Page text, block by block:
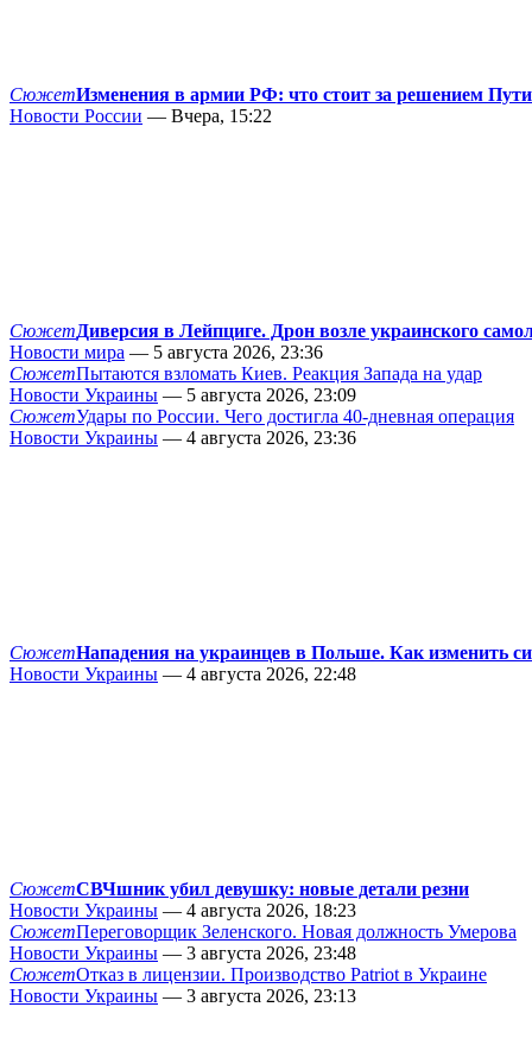
СюжетИзменения в армии РФ: что стоит за решением
Новости России — Вчера, 15:22
СюжетДиверсия в Лейпциге. Дрон возле украинского
Новости мира — 5 августа 2026, 23:36
СюжетПытаются взломать Киев. Реакция Запада на удар
Новости Украины — 5 августа 2026, 23:09
СюжетУдары по России. Чего достигла 40-дневная операция
Новости Украины — 4 августа 2026, 23:36
СюжетНападения на украинцев в Польше. Как изменить
Новости Украины — 4 августа 2026, 22:48
СюжетСВЧшник убил девушку: новые детали резни
Новости Украины — 4 августа 2026, 18:23
СюжетПереговорщик Зеленского. Новая должность Умерова
Новости Украины — 3 августа 2026, 23:48
СюжетОтказ в лицензии. Производство Patriot в Украине
Новости Украины — 3 августа 2026, 23:13